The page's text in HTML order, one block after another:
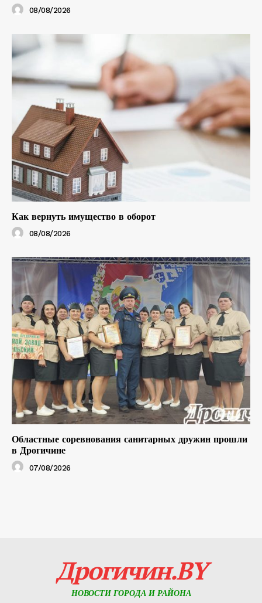
08/08/2026
Как вернуть имущество в оборот
08/08/2026
Областные соревнования санитарных дружин прошли
в Дрогичине
07/08/2026
Дрогичин.BY
НОВОСТИ ГОРОДА И РАЙОНА